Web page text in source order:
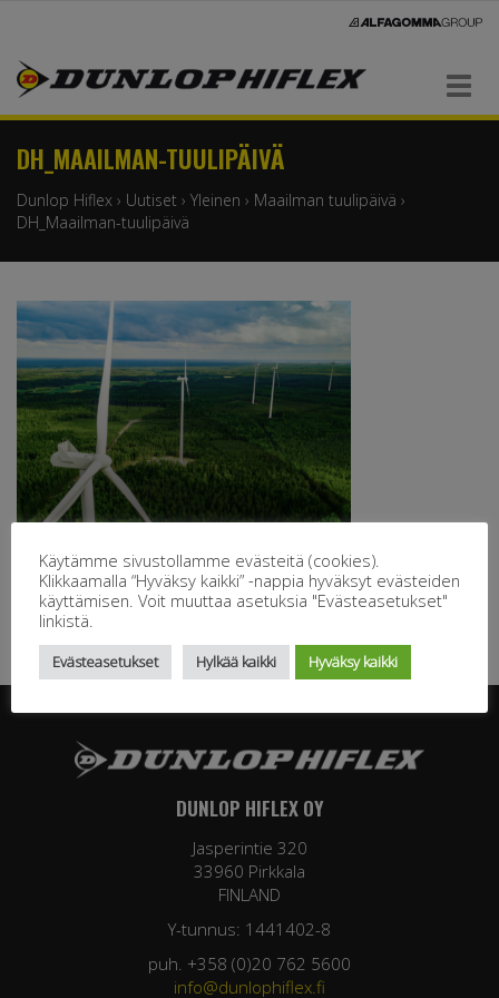
Navigaatio
DH_MAAILMAN-TUULIPÄIVÄ
Dunlop Hiflex › Uutiset › Yleinen › Maailman tuulipäivä ›
DH_Maailman-tuulipäivä
DUNLOP HIFLEX OY
Jasperintie 320
33960 Pirkkala
FINLAND
Y-tunnus: 1441402-8
puh. +358 (0)20 762 5600
info@dunlophiflex.fi
Käytämme sivustollamme evästeitä (cookies).
Klikkaamalla “Hyväksy kaikki” -nappia hyväksyt evästeiden
käyttämisen. Voit muuttaa asetuksia "Evästeasetukset"
linkistä.
Evästeasetukset Hylkää kaikki Hyväksy kaikki